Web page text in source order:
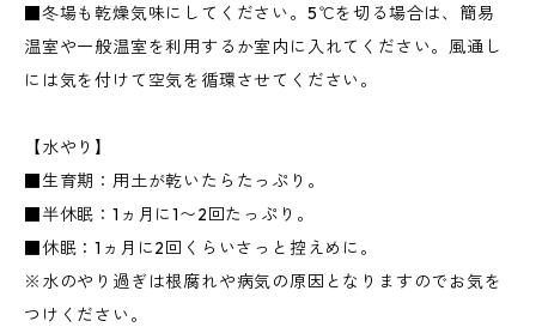
■冬場も乾燥気味にしてください。5℃を切る場合は、簡易
温室や一般温室を利用するか室内に入れてください。風通し
には気を付けて空気を循環させてください。
【水やり】
■生育期：用土が乾いたらたっぷり。
■半休眠：1ヵ月に1〜2回たっぷり。
■休眠：1ヵ月に2回くらいさっと控えめに。
※水のやり過ぎは根腐れや病気の原因となりますのでお気を
つけください。